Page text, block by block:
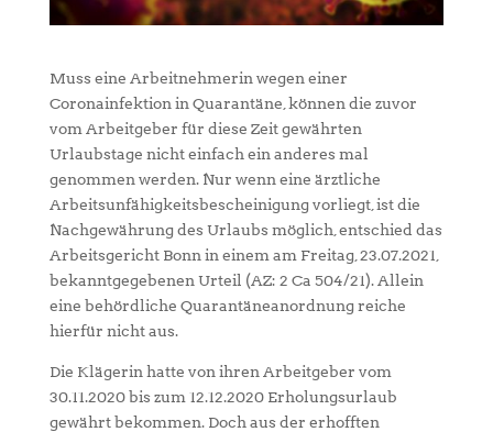
Muss eine Arbeitnehmerin wegen einer
Coronainfektion in Quarantäne, können die zuvor
vom Arbeitgeber für diese Zeit gewährten
Urlaubstage nicht einfach ein anderes mal
genommen werden. Nur wenn eine ärztliche
Arbeitsunfähigkeitsbescheinigung vorliegt, ist die
Nachgewährung des Urlaubs möglich, entschied das
Arbeitsgericht Bonn in einem am Freitag, 23.07.2021,
bekanntgegebenen Urteil (AZ: 2 Ca 504/21). Allein
eine behördliche Quarantäneanordnung reiche
hierfür nicht aus.
Die Klägerin hatte von ihren Arbeitgeber vom
30.11.2020 bis zum 12.12.2020 Erholungsurlaub
gewährt bekommen. Doch aus der erhofften